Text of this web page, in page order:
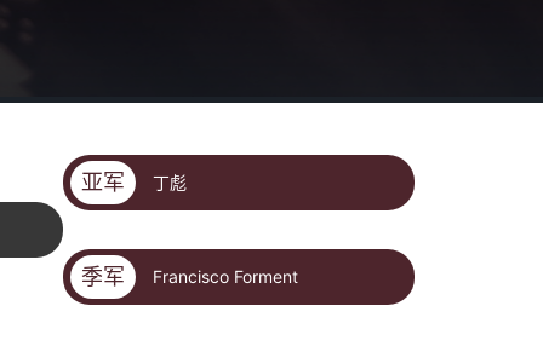
亚军 丁彪
季军 Francisco Forment